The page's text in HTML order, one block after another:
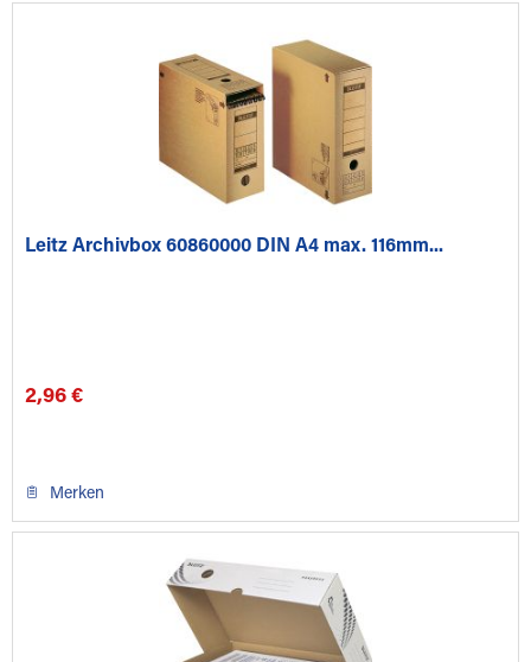
Leitz Archivbox 60860000 DIN A4 max. 116mm...
2,96 €
Merken